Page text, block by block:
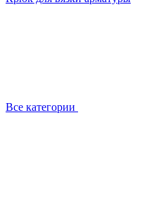
Все категории